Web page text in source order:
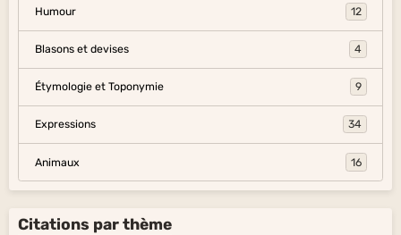
Humour 12
Blasons et devises 4
Étymologie et Toponymie 9
Expressions 34
Animaux 16
Citations par thème